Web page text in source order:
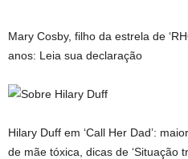
Mary Cosby, filho da estrela de
anos: Leia sua declaração
Hilary Duff em ‘Call Her Dad’:
de mãe tóxica, dicas de ‘Situação